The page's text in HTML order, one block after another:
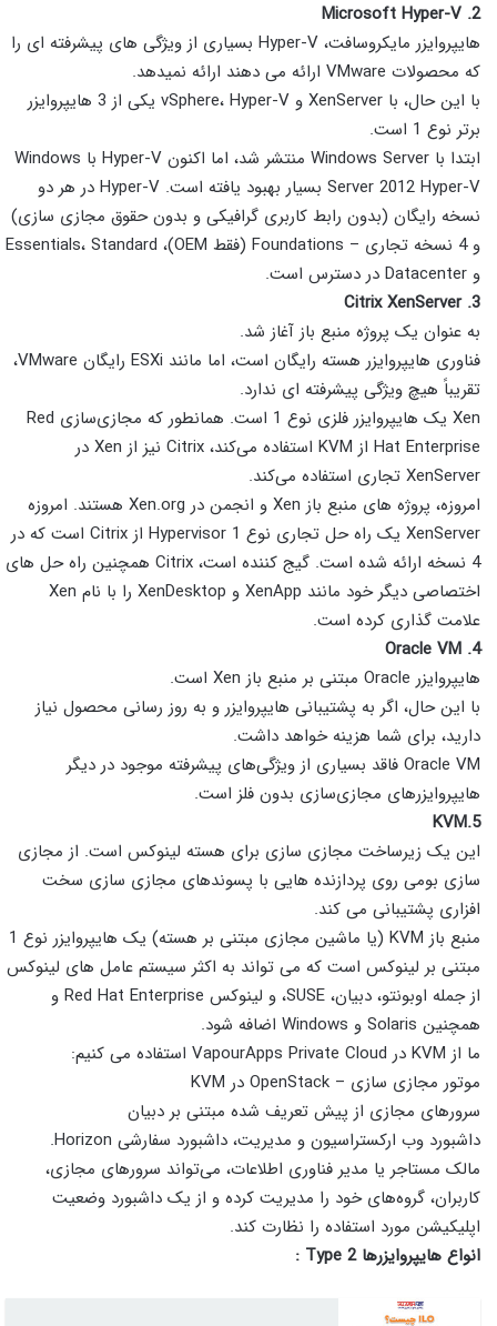
2. Microsoft Hyper-V
هایپروایزر مایکروسافت، Hyper-V بسیاری از ویژگی های پیشرفته ای را
که محصولات VMware ارائه می دهند ارائه نمیدهد.
با این حال، با XenServer و vSphere، Hyper-V یکی از 3 هایپروایزر
برتر نوع 1 است.
ابتدا با Windows Server منتشر شد، اما اکنون Hyper-V با Windows
Server 2012 Hyper-V بسیار بهبود یافته است. Hyper-V در هر دو
نسخه رایگان (بدون رابط کاربری گرافیکی و بدون حقوق مجازی سازی)
و 4 نسخه تجاری – Foundations (فقط OEM)، Essentials، Standard
و Datacenter در دسترس است.
3. Citrix XenServer
به عنوان یک پروژه منبع باز آغاز شد.
فناوری هایپروایزر هسته رایگان است، اما مانند ESXi رایگان VMware،
تقریباً هیچ ویژگی پیشرفته ای ندارد.
Xen یک هایپروایزر فلزی نوع 1 است. همانطور که مجازی‌سازی Red
Hat Enterprise از KVM استفاده می‌کند، Citrix نیز از Xen در
XenServer تجاری استفاده می‌کند.
امروزه، پروژه های منبع باز Xen و انجمن در Xen.org هستند. امروزه
XenServer یک راه حل تجاری نوع 1 Hypervisor از Citrix است که در
4 نسخه ارائه شده است. گیج کننده است، Citrix همچنین راه حل های
اختصاصی دیگر خود مانند XenApp و XenDesktop را با نام Xen
علامت گذاری کرده است.
4. Oracle VM
هایپروایزر Oracle مبتنی بر منبع باز Xen است.
با این حال، اگر به پشتیبانی هایپروایزر و به روز رسانی محصول نیاز
دارید، برای شما هزینه خواهد داشت.
Oracle VM فاقد بسیاری از ویژگی‌های پیشرفته موجود در دیگر
هایپروایزرهای مجازی‌سازی بدون فلز است.
5.KVM
این یک زیرساخت مجازی سازی برای هسته لینوکس است. از مجازی
سازی بومی روی پردازنده هایی با پسوندهای مجازی سازی سخت
افزاری پشتیبانی می کند.
منبع باز KVM (یا ماشین مجازی مبتنی بر هسته) یک هایپروایزر نوع 1
مبتنی بر لینوکس است که می تواند به اکثر سیستم عامل های لینوکس
از جمله اوبونتو، دبیان، SUSE، و لینوکس Red Hat Enterprise و
همچنین Solaris و Windows اضافه شود.
ما از KVM در VapourApps Private Cloud استفاده می کنیم:
موتور مجازی سازی – OpenStack در KVM
سرورهای مجازی از پیش تعریف شده مبتنی بر دبیان
داشبورد وب ارکستراسیون و مدیریت، داشبورد سفارشی Horizon.
مالک مستاجر یا مدیر فناوری اطلاعات، می‌تواند سرورهای مجازی،
کاربران، گروه‌های خود را مدیریت کرده و از یک داشبورد وضعیت
اپلیکیشن مورد استفاده را نظارت کند.
انواع هایپروایزرها Type 2 :